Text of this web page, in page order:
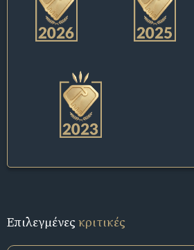
Επιλεγμένεςκριτικές